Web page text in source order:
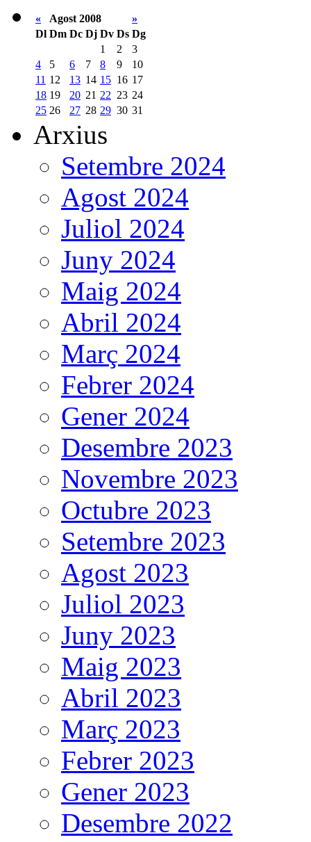
« Agost 2008
»
Dl Dm Dc Dj Dv Ds Dg
1
2
3
4
5 6 7 8 9
10
11 12 13 14 15 16 17
18 19 20 21 22 23 24
25 26 27 28 29 30 31
Arxius
Setembre 2024
Agost 2024
Juliol 2024
Juny 2024
Maig 2024
Abril 2024
Març 2024
Febrer 2024
Gener 2024
Desembre 2023
Novembre 2023
Octubre 2023
Setembre 2023
Agost 2023
Juliol 2023
Juny 2023
Maig 2023
Abril 2023
Març 2023
Febrer 2023
Gener 2023
Desembre 2022